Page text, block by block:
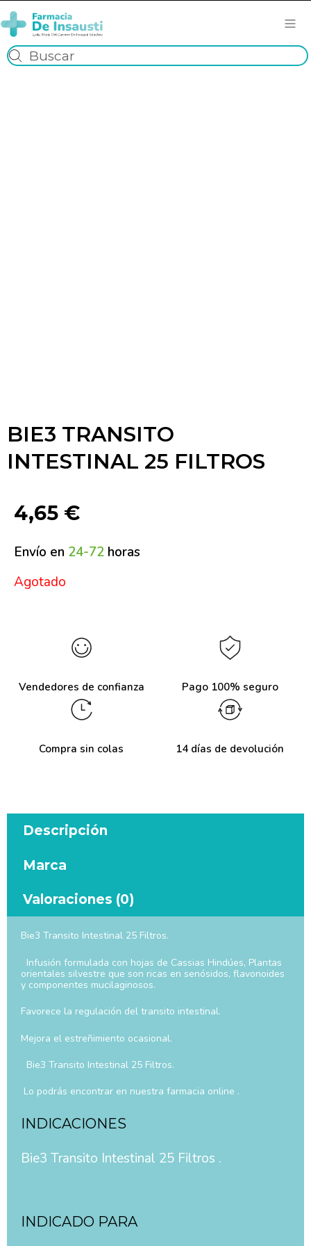
BIE3 TRANSITO
INTESTINAL 25 FILTROS
4,65 €
Envío en 24-72 horas
Agotado
Vendedores de confianza Pago 100% seguro
Compra sin colas 14 días de devolución
Descripción
Marca
Valoraciones (0)
Bie3 Transito Intestinal 25 Filtros.
Infusión formulada con hojas de Cassias Hindúes, Plantas
orientales silvestre que son ricas en senósidos, flavonoides
y componentes mucilaginosos.
Favorece la regulación del transito intestinal.
Mejora el estreñimiento ocasional.
Bie3 Transito Intestinal 25 Filtros.
Lo podrás encontrar en nuestra farmacia online .
INDICACIONES
Bie3 Transito Intestinal 25 Filtros .
INDICADO PARA